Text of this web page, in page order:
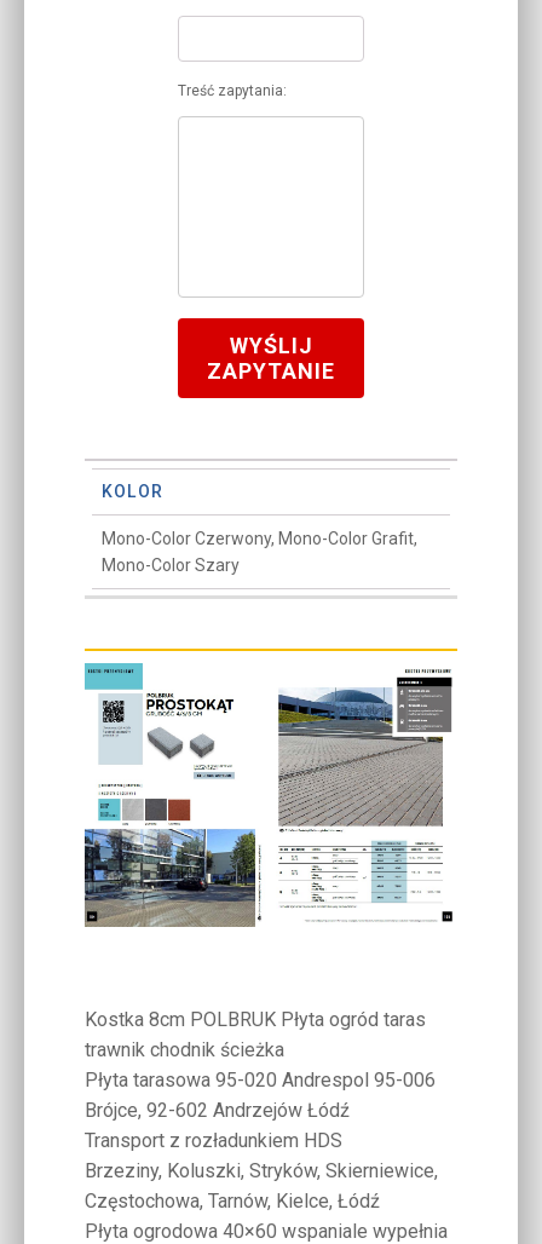
Treść zapytania:
WYŚLIJ
ZAPYTANIE
KOLOR
Mono-Color Czerwony, Mono-Color Grafit,
Mono-Color Szary
Kostka 8cm POLBRUK Płyta ogród taras
trawnik chodnik ścieżka
Płyta tarasowa 95-020 Andrespol 95-006
Brójce, 92-602 Andrzejów Łódź
Transport z rozładunkiem HDS
Brzeziny, Koluszki, Stryków, Skierniewice,
Częstochowa, Tarnów, Kielce, Łódź
Płyta ogrodowa 40×60 wspaniale wypełnia